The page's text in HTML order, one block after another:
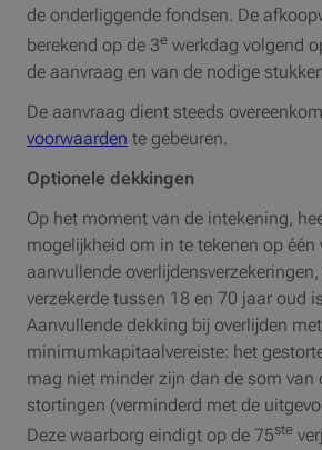
de onderliggende fondsen. De
berekend op de 3e werkdag volgend
de aanvraag en van de nodige
De aanvraag dient steeds
voorwaarden te gebeuren.
Optionele dekkingen
Op het moment van de intekening,
mogelijkheid om in te tekenen op één
aanvullende
verzekerde tussen 18 en 70 jaar oud
Aanvullende dekking bij overlijden met
minimumkapitaalvereiste: het
mag niet minder zijn dan de som van
stortingen (verminderd met de
Deze waarborg eindigt op de 75ste